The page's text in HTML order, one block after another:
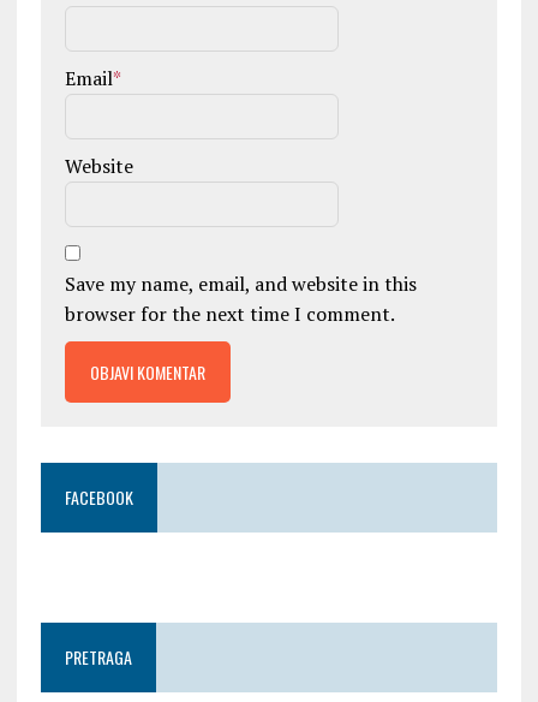
Email*
Website
Save my name, email, and website in this
browser for the next time I comment.
FACEBOOK
PRETRAGA